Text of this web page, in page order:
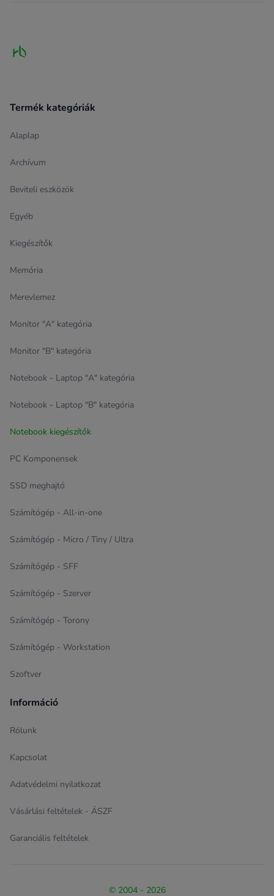
Termék kategóriák
Alaplap
Archívum
Beviteli eszközök
Egyéb
Kiegészítők
Memória
Merevlemez
Monitor "A" kategória
Monitor "B" kategória
Notebook - Laptop "A" kategória
Notebook - Laptop "B" kategória
Notebook kiegészítők
PC Komponensek
SSD meghajtó
Számítógép - All-in-one
Számítógép - Micro / Tiny / Ultra
Számítógép - SFF
Számítógép - Szerver
Számítógép - Torony
Számítógép - Workstation
Szoftver
Információ
Rólunk
Kapcsolat
Adatvédelmi nyilatkozat
Vásárlási feltételek - ÁSZF
Garanciális feltételek
© 2004 - 2026